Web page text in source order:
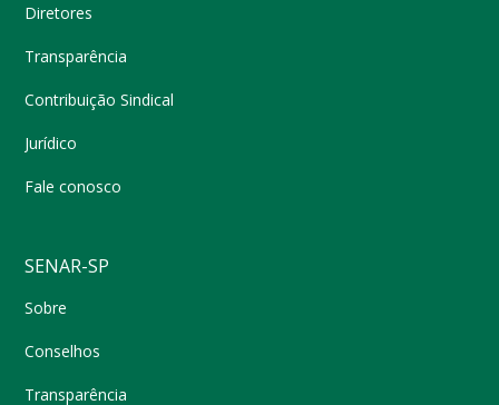
Diretores
Transparência
Contribuição Sindical
Jurídico
Fale conosco
SENAR-SP
Sobre
Conselhos
Transparência